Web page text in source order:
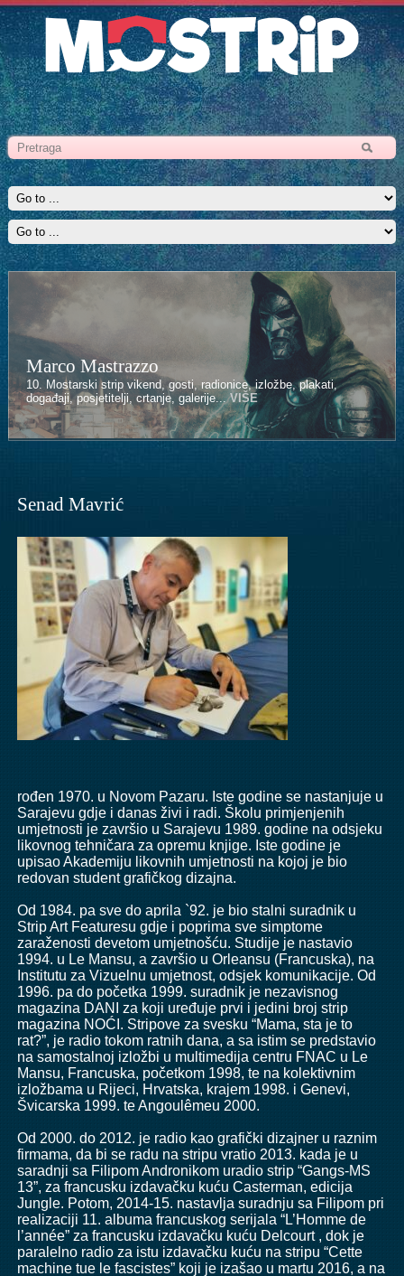
Marco Mastrazzo
10. Mostarski strip vikend, gosti, radionice, izložbe, plakati,
događaji, posjetitelji, crtanje, galerije...VIŠE
Kenan Halilović
10. Mostarski strip vikend, gosti, radionice, izložbe, plakati,
događaji, posjetitelji, crtanje, galerije...VIŠE
Senad Mavrić
rođen 1970. u Novom Pazaru. Iste godine se nastanjuje u
Sarajevu gdje i danas živi i radi. Školu primjenjenih
umjetnosti je završio u Sarajevu 1989. godine na odsjeku
likovnog tehničara za opremu knjige. Iste godine je
upisao Akademiju likovnih umjetnosti na kojoj je bio
redovan student grafičkog dizajna.
Od 1984. pa sve do aprila `92. je bio stalni suradnik u
Strip Art Featuresu gdje i poprima sve simptome
zaraženosti devetom umjetnošću. Studije je nastavio
1994. u Le Mansu, a završio u Orleansu (Francuska), na
Institutu za Vizuelnu umjetnost, odsjek komunikacije. Od
1996. pa do početka 1999. suradnik je nezavisnog
magazina DANI za koji uređuje prvi i jedini broj strip
magazina NOĆI. Stripove za svesku “Mama, sta je to
rat?”, je radio tokom ratnih dana, a sa istim se predstavio
na samostalnoj izložbi u multimedija centru FNAC u Le
Mansu, Francuska, početkom 1998, te na kolektivnim
izložbama u Rijeci, Hrvatska, krajem 1998. i Genevi,
Švicarska 1999. te Angoulêmeu 2000.
Od 2000. do 2012. je radio kao grafički dizajner u raznim
firmama, da bi se radu na stripu vratio 2013. kada je u
saradnji sa Filipom Andronikom uradio strip “Gangs-MS
13”, za francusku izdavačku kuću Casterman, edicija
Jungle. Potom, 2014-15. nastavlja suradnju sa Filipom pri
realizaciji 11. albuma francuskog serijala “L’Homme de
l’année” za francusku izdavačku kuću Delcourt , dok je
paralelno radio za istu izdavačku kuću na stripu “Cette
machine tue le fascistes” koji je izašao u martu 2016, a na